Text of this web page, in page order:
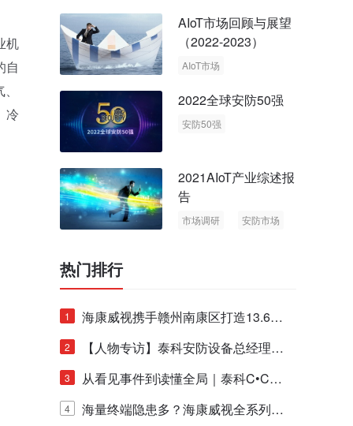
机
自
冷
AIoT市场回顾与展望
（2022-2023）
AIoT市场
2022全球安防50强
安防50强
2021AIoT产业综述报
告
市场调研
安防市场
热门排行
1
海康威视携手赣州南康区打造13.6公
里绿波网
2
【人物专访】泰科安防设备总经理张
宁解码安防出海新范式
3
从看见事件到读懂全局｜泰科C•CUR
E IQ 3.20开启安防运营智能新时代
4
海量终端隐患多？海康威视全系列物